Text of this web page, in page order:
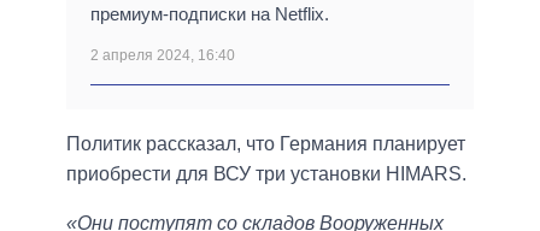
премиум-подписки на Netflix.
2 апреля 2024, 16:40
Политик рассказал, что Германия планирует
приобрести для ВСУ три установки HIMARS.
«Они поступят со складов Вооруженных